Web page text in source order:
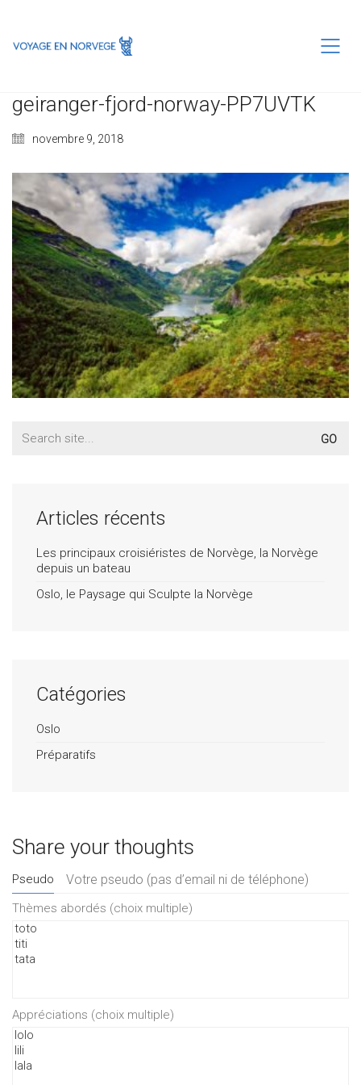
geiranger-fjord-norway-PP7UVTK
novembre 9, 2018
for:
Articles récents
Les principaux croisiéristes de Norvège, la Norvège
depuis un bateau
Oslo, le Paysage qui Sculpte la Norvège
Catégories
Oslo
Préparatifs
Share your thoughts
Pseudo
Thèmes abordés (choix multiple)
Appréciations (choix multiple)